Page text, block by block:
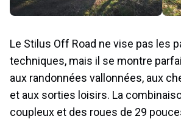
Le Stilus Off Road ne vise pas les
techniques, mais il se montre
aux randonnées vallonnées, aux
et aux sorties loisirs. La
coupleux et des roues de 29